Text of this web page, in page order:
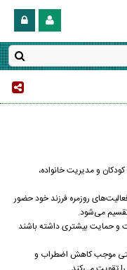
و مدیریت خانواده،
روزمره فرزند خود حضور
تقسیم می‌شود.
و حمایت بیشتری داشته باشند
موجب کاهش اضطراب و